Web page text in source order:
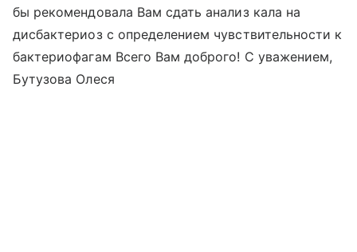
бы рекомендовала Вам сдать анализ кала на
дисбактериоз с определением чувствительности к
бактериофагам Всего Вам доброго! С уважением,
Бутузова Олеся